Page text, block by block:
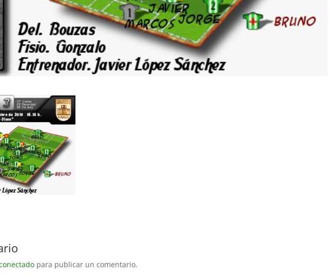
para publicar un comentario.